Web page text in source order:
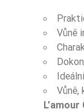
Vůně
Vůně,